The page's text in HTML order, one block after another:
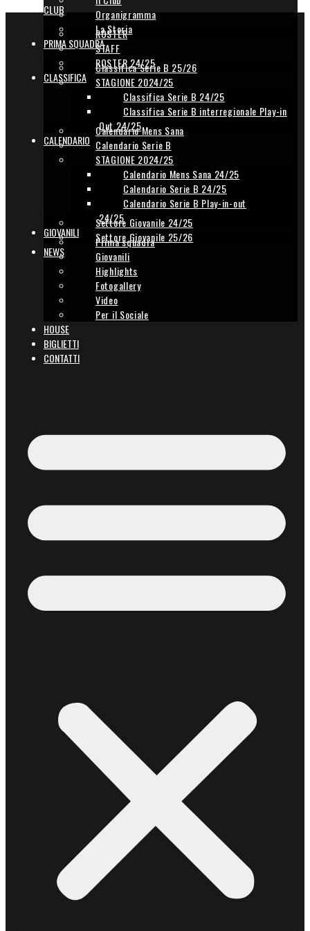
CLUB
Organigramma
La Storia
PRIMA SQUADRA
ROSTER
STAFF
ROSTER 24/25
CLASSIFICA
Classifica Serie B 25/26
STAGIONE 2024/25
Classifica Serie B 24/25
Classifica Serie B interregionale Play-in
Out 24/25
CALENDARIO
Calendario Mens Sana
Calendario Serie B
STAGIONE 2024/25
Calendario Mens Sana 24/25
Calendario Serie B 24/25
Calendario Serie B Play-in-out
24/25
GIOVANILI
Settore Giovanile 24/25
Settore Giovanile 25/26
NEWS
Prima squadra
Giovanili
Highlights
Fotogallery
Video
Per il Sociale
HOUSE
BIGLIETTI
CONTATTI